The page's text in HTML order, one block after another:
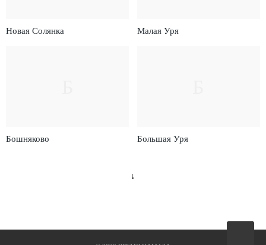
Новая Солянка Малая Уря
Бошняково Большая Уря
↓